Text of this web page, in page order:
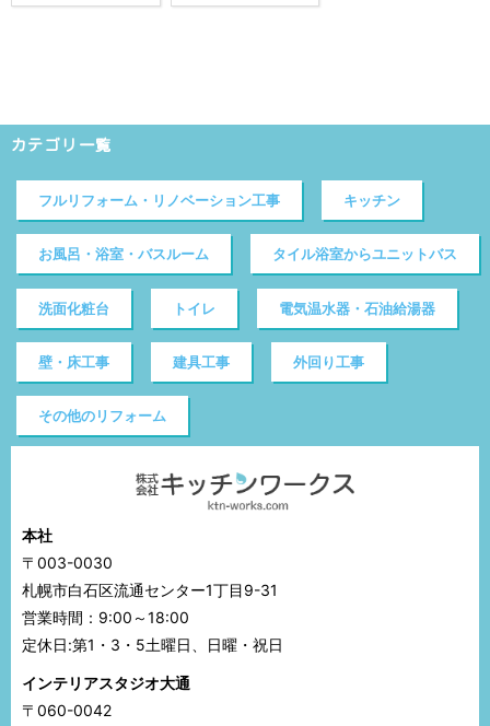
カテゴリ一覧
フルリフォーム・リノベーション工事 キッチン
お風呂・浴室・バスルーム タイル浴室からユニットバス
洗面化粧台 トイレ 電気温水器・石油給湯器
壁・床工事 建具工事 外回り工事
その他のリフォーム
本社
〒003-0030
札幌市白石区流通センター1丁目9-31
営業時間：9:00～18:00
定休日:第1・3・5土曜日、日曜・祝日
インテリアスタジオ大通
〒060-0042